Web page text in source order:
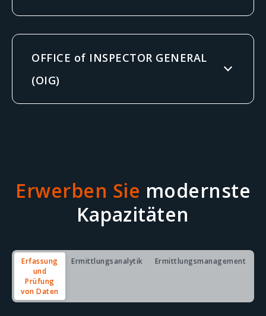
OFFICE of INSPECTOR GENERAL
(OIG)
Erwerben Sie modernste
Kapazitäten
Erfassung
und
Prüfung
von Daten
Ermittlungsanalytik Ermittlungsmanagement